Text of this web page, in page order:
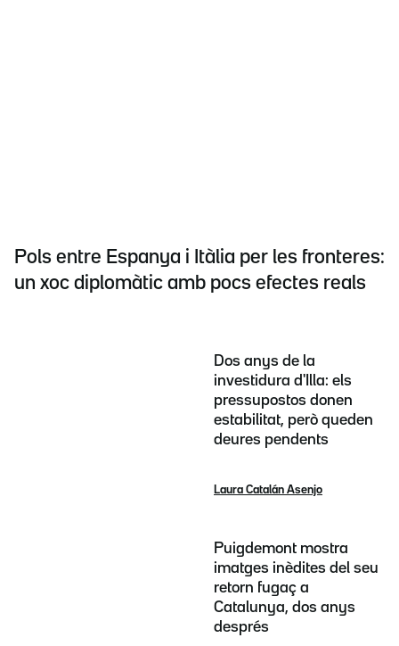
Pols entre Espanya i Itàlia per les fronteres:
un xoc diplomàtic amb pocs efectes reals
Dos anys de la
investidura d'Illa: els
pressupostos donen
estabilitat, però queden
deures pendents
Laura Catalán Asenjo
Puigdemont mostra
imatges inèdites del seu
retorn fugaç a
Catalunya, dos anys
després